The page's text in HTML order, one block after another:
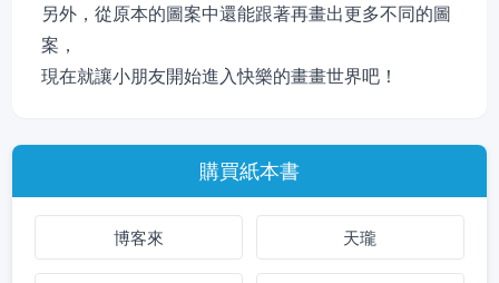
另外，從原本的圖案中還能跟著再畫出更多不同的圖
案，
現在就讓小朋友開始進入快樂的畫畫世界吧！
購買紙本書
博客來 天瓏